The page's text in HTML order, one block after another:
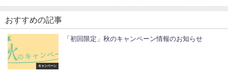
おすすめの記事
キャンペーン
「初回限定」秋のキャンペーン情報のお知らせ